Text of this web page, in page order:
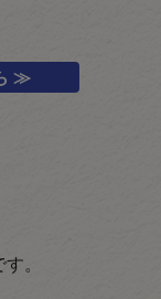
≫
。